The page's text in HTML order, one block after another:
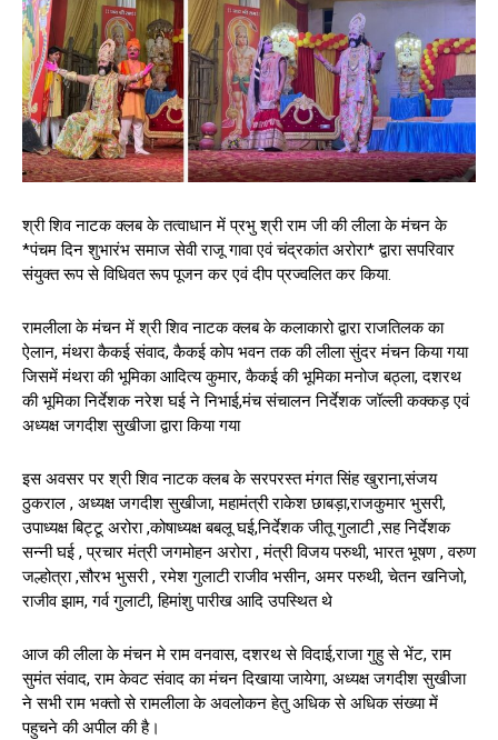
श्री शिव नाटक क्लब के तत्वाधान में प्रभु श्री राम जी की लीला के मंचन के
*पंचम दिन शुभारंभ समाज सेवी राजू गावा एवं चंद्रकांत अरोरा* द्वारा सपरिवार
संयुक्त रूप से विधिवत रूप पूजन कर एवं दीप प्रज्वलित कर किया.
रामलीला के मंचन में श्री शिव नाटक क्लब के कलाकारो द्वारा राजतिलक का
ऐलान, मंथरा कैकई संवाद, कैकई कोप भवन तक की लीला सुंदर मंचन किया गया
जिसमें मंथरा की भूमिका आदित्य कुमार, कैकई की भूमिका मनोज बठ्ला, दशरथ
की भूमिका निर्देशक नरेश घई ने निभाई,मंच संचालन निर्देशक जॉल्ली कक्कड़ एवं
अध्यक्ष जगदीश सुखीजा द्वारा किया गया
इस अवसर पर श्री शिव नाटक क्लब के सरपरस्त मंगत सिंह खुराना,संजय
ठुकराल , अध्यक्ष जगदीश सुखीजा, महामंत्री राकेश छाबड़ा,राजकुमार भुसरी,
उपाध्यक्ष बिट्टू अरोरा ,कोषाध्यक्ष बबलू घई,निर्देशक जीतू गुलाटी ,सह निर्देशक
सन्नी घई , प्रचार मंत्री जगमोहन अरोरा , मंत्री विजय परुथी, भारत भूषण , वरुण
जल्होत्रा ,सौरभ भुसरी , रमेश गुलाटी राजीव भसीन, अमर परुथी, चेतन खनिजो,
राजीव झाम, गर्व गुलाटी, हिमांशु पारीख आदि उपस्थित थे
आज की लीला के मंचन मे राम वनवास, दशरथ से विदाई,राजा गुहु से भेंट, राम
सुमंत संवाद, राम केवट संवाद का मंचन दिखाया जायेगा, अध्यक्ष जगदीश सुखीजा
ने सभी राम भक्तो से रामलीला के अवलोकन हेतु अधिक से अधिक संख्या में
पहुचने की अपील की है।